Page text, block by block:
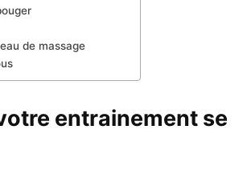
de massage
entrainement se